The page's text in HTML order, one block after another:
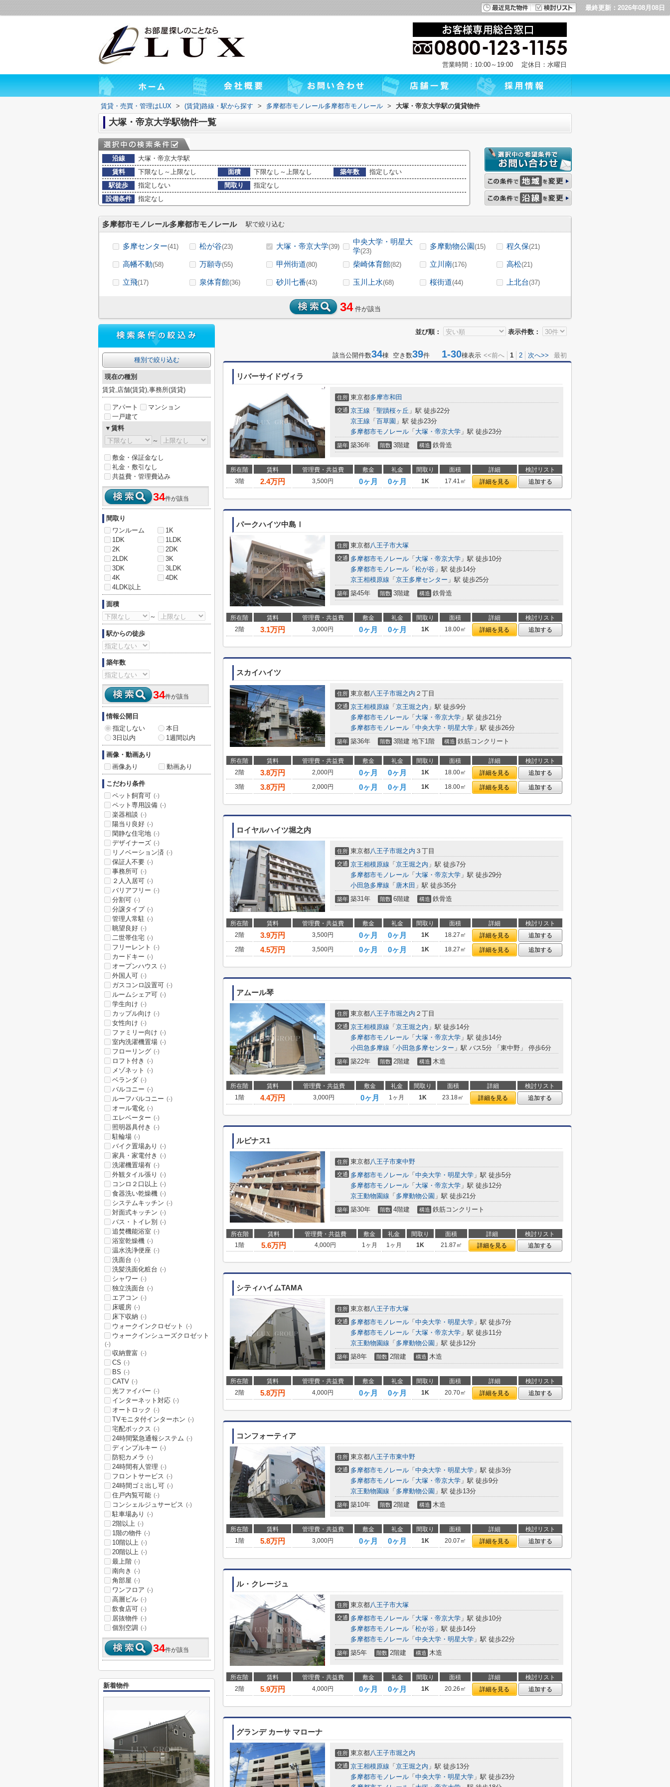
最終更新：2026年08月08日
営業時間：10:00～19:00 定休日：水曜日
賃貸・売買・管理はLUX > (賃貸)路線・駅から探す > 多摩都市モノレール多摩都市モノレール > 大塚・帝京大学駅の賃貸物件
大塚・帝京大学駅物件一覧
沿線
大塚・帝京大学駅
賃料
下限なし～上限なし 面積 下限なし～上限なし 築年数
指定しない
駅徒歩
指定しない 間取り
指定なし
設備条件
指定なし
多摩都市モノレール多摩都市モノレール 駅で絞り込む
多摩センター(41) 松が谷(23) 大塚・帝京大学(39)
中央大学・明星大
学(23)
多摩動物公園(15) 程久保(21)
高幡不動(58) 万願寺(55) 甲州街道(80) 柴崎体育館(82) 立川南(176) 高松(21)
立飛(17) 泉体育館(36) 砂川七番(43) 玉川上水(68) 桜街道(44) 上北台(37)
34 件が該当
並び順： 表示件数：
該当公開件数34棟 空き数39件 1-30棟表示 <<前へ 1 2 次へ>> 最初
リバーサイドヴィラ
住所 東京都多摩市和田
交通 京王線 「 聖蹟桜ヶ丘 」駅 徒歩22分
京王線 「 百草園 」駅 徒歩23分
多摩都市モノレール 「 大塚・帝京大学 」駅 徒歩23分
築年 築36年 階数 3階建 構造 鉄骨造
所在階 賃料 管理費・共益費 敷金 礼金 間取り 面積 詳細
検討リスト
3階
2.4万円 3,500円 0ヶ月 0ヶ月 1K 17.41㎡ 詳細を見る 追加する
パークハイツ中島Ⅰ
住所 東京都八王子市大塚
交通 多摩都市モノレール 「 大塚・帝京大学 」駅 徒歩10分
多摩都市モノレール 「 松が谷 」駅 徒歩14分
京王相模原線 「 京王多摩センター 」駅 徒歩25分
築年 築45年 階数 3階建 構造 鉄骨造
所在階 賃料 管理費・共益費 敷金 礼金 間取り 面積 詳細
検討リスト
2階
3.1万円 3,000円 0ヶ月 0ヶ月 1K 18.00㎡ 詳細を見る 追加する
スカイハイツ
住所 東京都八王子市堀之内 ２丁目
交通 京王相模原線 「 京王堀之内 」駅 徒歩9分
多摩都市モノレール 「 大塚・帝京大学 」駅 徒歩21分
多摩都市モノレール 「 中央大学・明星大学 」駅 徒歩26分
築年 築36年 階数 3階建 地下1階 構造 鉄筋コンクリート
所在階 賃料 管理費・共益費 敷金 礼金 間取り 面積 詳細
検討リスト
2階
3.8万円 2,000円 0ヶ月 0ヶ月 1K 18.00㎡ 詳細を見る
追加する
3階
3.8万円 2,000円 0ヶ月 0ヶ月 1K 18.00㎡ 詳細を見る 追加する
ロイヤルハイツ堀之内
住所 東京都八王子市堀之内 ３丁目
交通 京王相模原線 「 京王堀之内 」駅 徒歩7分
多摩都市モノレール 「 大塚・帝京大学 」駅 徒歩29分
小田急多摩線 「 唐木田 」駅 徒歩35分
築年 築31年 階数 6階建 構造 鉄骨造
所在階 賃料 管理費・共益費 敷金 礼金 間取り 面積 詳細
検討リスト
2階
3.9万円 3,500円 0ヶ月 0ヶ月 1K 18.27㎡ 詳細を見る
追加する
2階
4.5万円 3,500円 0ヶ月 0ヶ月 1K 18.27㎡ 詳細を見る 追加する
アムール琴
住所 東京都八王子市堀之内 ２丁目
交通 京王相模原線 「 京王堀之内 」駅 徒歩14分
多摩都市モノレール 「 大塚・帝京大学 」駅 徒歩14分
小田急多摩線 「 小田急多摩センター 」駅 バス5分 「東中野」 停歩6分
築年 築22年 階数 2階建 構造 木造
所在階 賃料 管理費・共益費 敷金 礼金 間取り 面積 詳細
検討リスト
1階
4.4万円 3,000円 0ヶ月 1ヶ月 1K 23.18㎡ 詳細を見る 追加する
ルピナス1
住所 東京都八王子市東中野
交通 多摩都市モノレール 「 中央大学・明星大学 」駅 徒歩5分
多摩都市モノレール 「 大塚・帝京大学 」駅 徒歩12分
京王動物園線 「 多摩動物公園 」駅 徒歩21分
築年 築30年 階数 4階建 構造 鉄筋コンクリート
所在階 賃料 管理費・共益費 敷金 礼金 間取り 面積 詳細
検討リスト
1階
5.6万円 4,000円 1ヶ月 1ヶ月 1K 21.87㎡ 詳細を見る 追加する
シティハイムTAMA
住所 東京都八王子市大塚
交通 多摩都市モノレール 「 中央大学・明星大学 」駅 徒歩7分
多摩都市モノレール 「 大塚・帝京大学 」駅 徒歩11分
京王動物園線 「 多摩動物公園 」駅 徒歩12分
築年 築8年 階数 2階建 構造 木造
所在階 賃料 管理費・共益費 敷金 礼金 間取り 面積 詳細
検討リスト
2階
5.8万円 4,000円 0ヶ月 0ヶ月 1K 20.70㎡ 詳細を見る 追加する
コンフォーティア
住所 東京都八王子市東中野
交通 多摩都市モノレール 「 中央大学・明星大学 」駅 徒歩3分
多摩都市モノレール 「 大塚・帝京大学 」駅 徒歩9分
京王動物園線 「 多摩動物公園 」駅 徒歩13分
築年 築10年 階数 2階建 構造 木造
所在階 賃料 管理費・共益費 敷金 礼金 間取り 面積 詳細
検討リスト
1階
5.8万円 3,000円 0ヶ月 0ヶ月 1K 20.07㎡ 詳細を見る 追加する
ル・クレージュ
住所 東京都八王子市大塚
交通 多摩都市モノレール 「 大塚・帝京大学 」駅 徒歩10分
多摩都市モノレール 「 松が谷 」駅 徒歩14分
多摩都市モノレール 「 中央大学・明星大学 」駅 徒歩22分
築年 築5年 階数 2階建 構造 木造
所在階 賃料 管理費・共益費 敷金 礼金 間取り 面積 詳細
検討リスト
2階
5.9万円 4,000円 0ヶ月 0ヶ月 1K 20.26㎡ 詳細を見る 追加する
グランデ カーサ マローナ
住所 東京都八王子市堀之内
交通 京王相模原線 「 京王堀之内 」駅 徒歩13分
多摩都市モノレール 「 中央大学・明星大学 」駅 徒歩23分
種別で絞り込む
現在の種別
賃貸,店舗(賃貸),事務所(賃貸)
アパート
マンション
一戸建て
▼賃料
～
敷金・保証金なし
礼金・敷引なし
共益費・管理費込み
34件が該当
間取り
ワンルーム
1K
1DK
1LDK
2K
2DK
2LDK
3K
3DK
3LDK
4K
4DK
4LDK以上
面積
～
駅からの徒歩
築年数
34件が該当
情報公開日
指定しない
本日
3日以内
1週間以内
画像・動画あり
画像あり
動画あり
こだわり条件
ペット飼育可 (-)
ペット専用設備 (-)
楽器相談 (-)
陽当り良好 (-)
閑静な住宅地 (-)
デザイナーズ (-)
リノベーション済 (-)
保証人不要 (-)
事務所可 (-)
２人入居可 (-)
バリアフリー (-)
分割可 (-)
分譲タイプ (-)
管理人常駐 (-)
眺望良好 (-)
二世帯住宅 (-)
フリーレント (-)
カードキー (-)
オープンハウス (-)
外国人可 (-)
ガスコンロ設置可 (-)
ルームシェア可 (-)
学生向け (-)
カップル向け (-)
女性向け (-)
ファミリー向け (-)
室内洗濯機置場 (-)
フローリング (-)
ロフト付き (-)
メゾネット (-)
ベランダ (-)
バルコニー (-)
ルーフバルコニー (-)
オール電化 (-)
エレベーター (-)
照明器具付き (-)
駐輪場 (-)
バイク置場あり (-)
家具・家電付き (-)
洗濯機置場有 (-)
外観タイル張り (-)
コンロ２口以上 (-)
食器洗い乾燥機 (-)
システムキッチン (-)
対面式キッチン (-)
バス・トイレ別 (-)
追焚機能浴室 (-)
浴室乾燥機 (-)
温水洗浄便座 (-)
洗面台 (-)
洗髪洗面化粧台 (-)
シャワー (-)
独立洗面台 (-)
エアコン (-)
床暖房 (-)
床下収納 (-)
ウォークインクロゼット (-)
ウォークインシューズクロゼット
(-)
収納豊富 (-)
CS (-)
BS (-)
CATV (-)
光ファイバー (-)
インターネット対応 (-)
オートロック (-)
TVモニタ付インターホン (-)
宅配ボックス (-)
24時間緊急通報システム (-)
ディンプルキー (-)
防犯カメラ (-)
24時間有人管理 (-)
フロントサービス (-)
24時間ゴミ出し可 (-)
住戸内覧可能 (-)
コンシェルジュサービス (-)
駐車場あり (-)
2階以上 (-)
1階の物件 (-)
10階以上 (-)
20階以上 (-)
最上階 (-)
南向き (-)
角部屋 (-)
ワンフロア (-)
高層ビル (-)
飲食店可 (-)
居抜物件 (-)
個別空調 (-)
34件が該当
新着物件